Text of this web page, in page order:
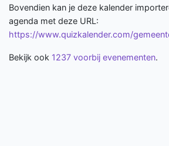
Bovendien kan je deze kalender
agenda met deze URL:
https://www.quizkalender.com/
Bekijk ook 1237 voorbij evenementen.